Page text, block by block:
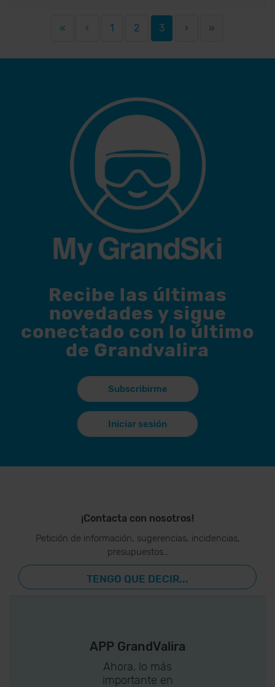
« ‹ 1 2 3 › »
Recibe las últimas
novedades y sigue
conectado con lo último
de Grandvalira
Subscribirme
Iniciar sesión
¡Contacta con nosotros!
Petición de información, sugerencias, incidencias,
presupuestos…
TENGO QUE DECIR...
APP GrandValira
Ahora, lo más
importante en